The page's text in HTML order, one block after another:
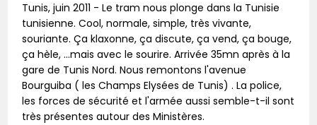
Tunis, juin 2011 - Le tram nous plonge dans la Tunisie
tunisienne. Cool, normale, simple, très vivante,
souriante. Ça klaxonne, ça discute, ça vend, ça bouge,
ça hèle, ...mais avec le sourire. Arrivée 35mn après à la
gare de Tunis Nord. Nous remontons l'avenue
Bourguiba ( les Champs Elysées de Tunis) . La police,
les forces de sécurité et l'armée aussi semble-t-il sont
très présentes autour des Ministères.